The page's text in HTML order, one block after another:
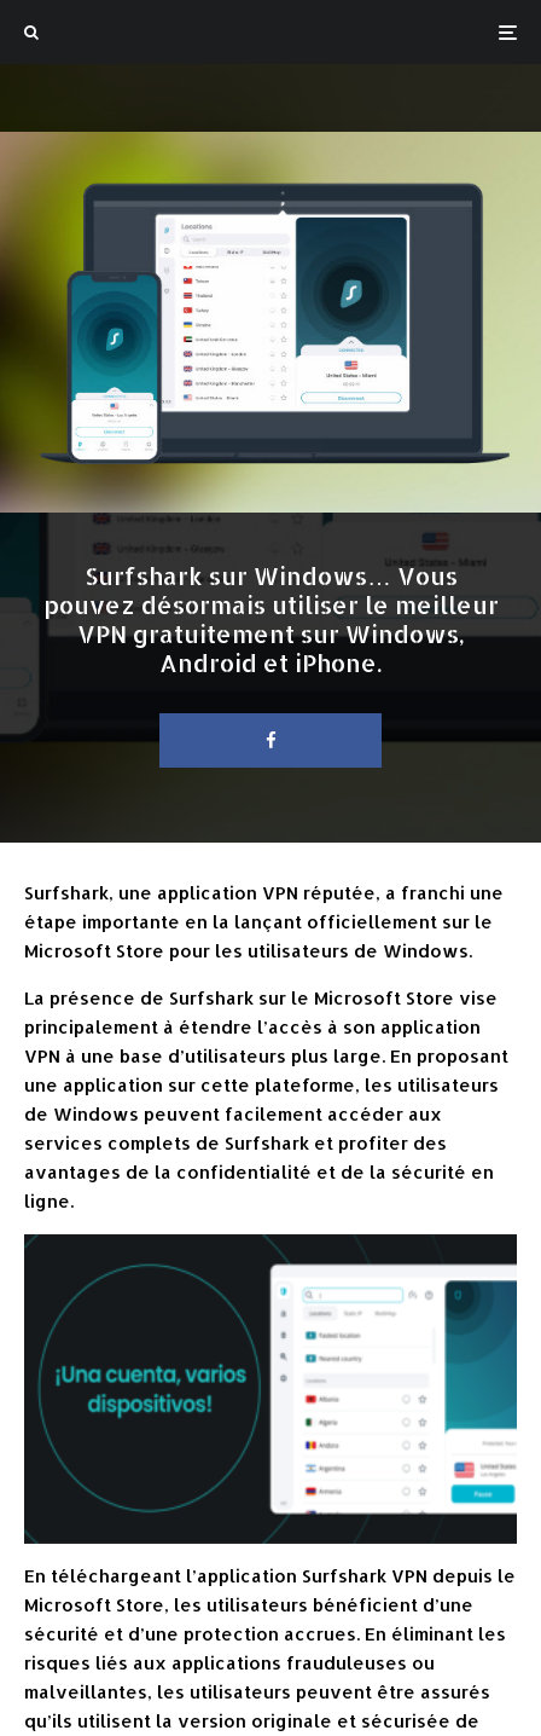
Surfshark sur Windows… Vous
pouvez désormais utiliser le meilleur
VPN gratuitement sur Windows,
Android et iPhone.
Surfshark, une application VPN réputée, a franchi une
étape importante en la lançant officiellement sur le
Microsoft Store pour les utilisateurs de Windows.
La présence de Surfshark sur le Microsoft Store vise
principalement à étendre l’accès à son application
VPN à une base d’utilisateurs plus large. En proposant
une application sur cette plateforme, les utilisateurs
de Windows peuvent facilement accéder aux
services complets de Surfshark et profiter des
avantages de la confidentialité et de la sécurité en
ligne.
En téléchargeant l’application Surfshark VPN depuis le
Microsoft Store, les utilisateurs bénéficient d’une
sécurité et d’une protection accrues. En éliminant les
risques liés aux applications frauduleuses ou
malveillantes, les utilisateurs peuvent être assurés
qu’ils utilisent la version originale et sécurisée de